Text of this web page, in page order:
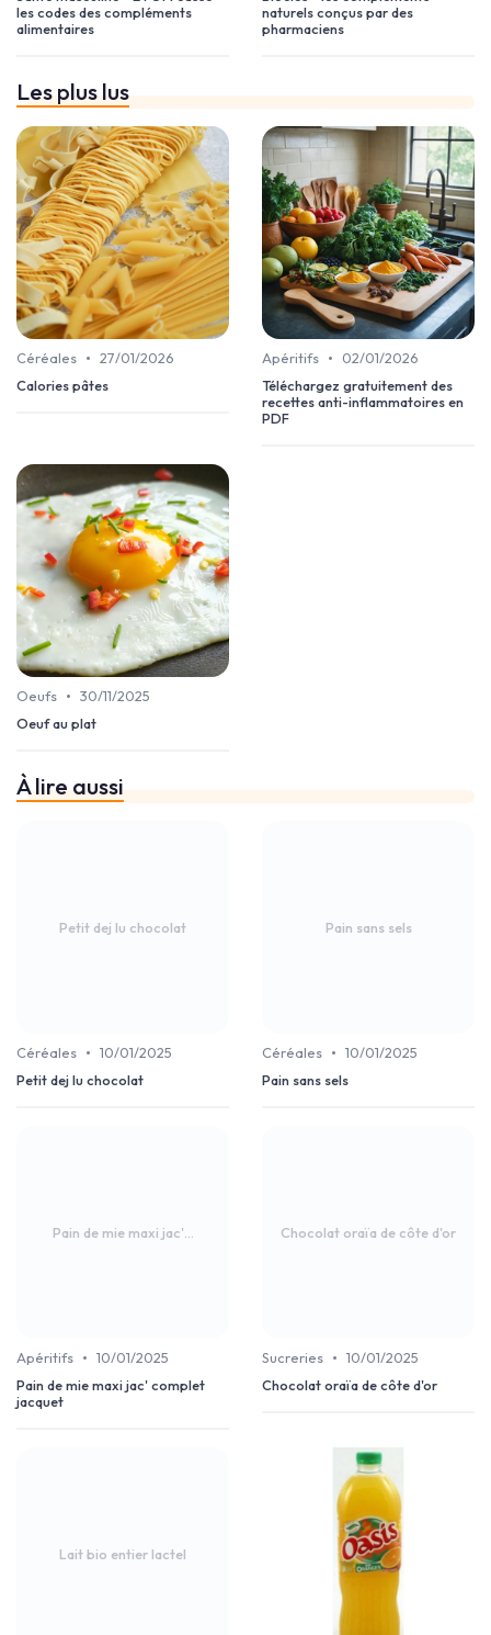
les codes des compléments
alimentaires
naturels conçus par des
pharmaciens
Les plus lus
Céréales • 27/01/2026
Calories pâtes
Apéritifs •
02/01/2026
Téléchargez gratuitement des
recettes anti-inflammatoires en
PDF
Oeufs • 30/11/2025
Oeuf au plat
À lire aussi
Petit dej lu chocolat
Céréales • 10/01/2025
Petit dej lu chocolat
Pain sans sels
Céréales • 10/01/2025
Pain sans sels
Pain de mie maxi jac'...
Apéritifs • 10/01/2025
Pain de mie maxi jac' complet
jacquet
Chocolat oraïa de côte d'or
Sucreries • 10/01/2025
Chocolat oraïa de côte d'or
Lait bio entier lactel